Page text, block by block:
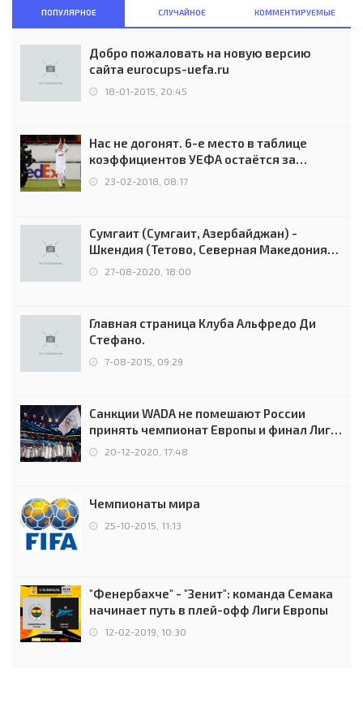
ПОПУЛЯРНОЕ СЛУЧАЙНОЕ КОММЕНТИРУЕМЫЕ
Добро пожаловать на новую версию
сайта eurocups-uefa.ru
18-01-2015, 20:45
Нас не догонят. 6-е место в таблице
коэффициентов УЕФА остаётся за
Россией
23-02-2018, 08:17
Сумгаит (Сумгаит, Азербайджан) -
Шкендия (Тетово, Северная Македония) -
0:2 (0:0)
27-08-2020, 18:00
Главная страница Клуба Альфредо Ди
Стефано.
7-08-2015, 09:29
Санкции WADA не помешают России
принять чемпионат Европы и финал Лиги
чемпионов.
20-12-2020, 17:48
Чемпионаты мира
25-10-2015, 11:13
"Фенербахче" - "Зенит": команда Семака
начинает путь в плей-офф Лиги Европы
12-02-2019, 10:30